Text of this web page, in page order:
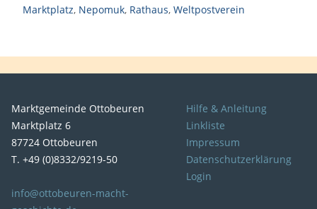
Marktplatz, Nepomuk, Rathaus, Weltpostverein
Marktgemeinde Ottobeuren
Marktplatz 6
87724 Ottobeuren
T. +49 (0)8332/9219-50
info@ottobeuren-macht-
Hilfe & Anleitung
Linkliste
Impressum
Datenschutzerklärung
Login